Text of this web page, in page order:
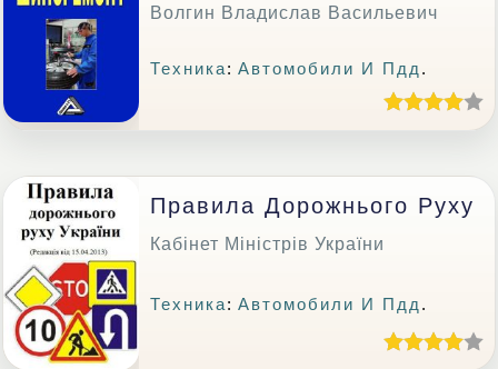
Волгин Владислав Васильевич
Техника:Автомобили И Пдд.
Правила Дорожнього Руху
Кабінет Міністрів України
Техника:Автомобили И Пдд .